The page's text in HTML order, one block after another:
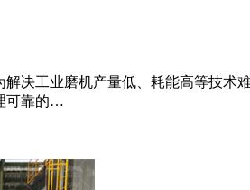
决工业磨机产量低、耗能高等技
可靠的…